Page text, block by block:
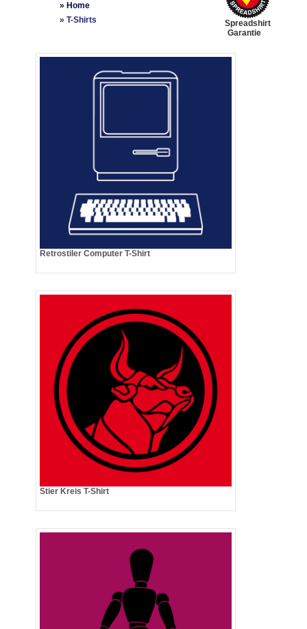
Spreadshirt
Garantie
» Home
» T-Shirts
Retrostiler Computer T-Shirt
Stier Kreis T-Shirt